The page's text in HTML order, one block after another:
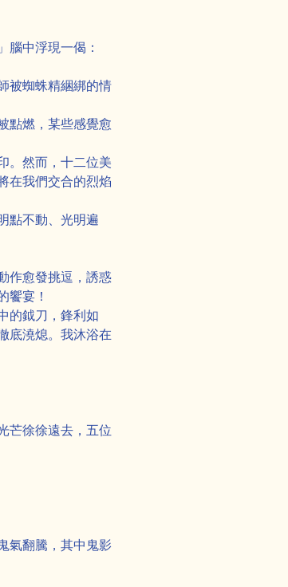
中浮現一偈：
被蜘蛛精綑綁的情
點燃，某些感覺愈
。然而，十二位美
在我們交合的烈焰
點不動、光明遍
作愈發挑逗，誘惑
饗宴！
的鉞刀，鋒利如
底澆熄。我沐浴在
芒徐徐遠去，五位
氣翻騰，其中鬼影